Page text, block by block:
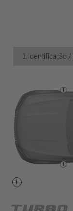
1. Identificação